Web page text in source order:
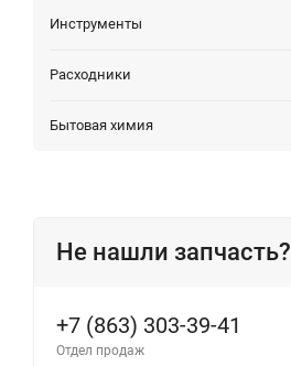
Инструменты
Расходники
Бытовая химия
Не нашли запчасть?
+7 (863) 303-39-41
Отдел продаж